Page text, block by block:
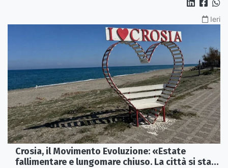
Ieri
Crosia, il Movimento Evoluzione: «Estate
fallimentare e lungomare chiuso. La città si sta